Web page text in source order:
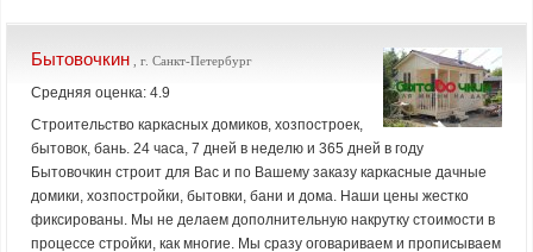
Бытовочкин , г. Санкт-Петербург
Средняя оценка: 4.9
Строительство каркасных домиков, хозпостроек,
бытовок, бань. 24 часа, 7 дней в неделю и 365 дней в году
Бытовочкин строит для Вас и по Вашему заказу каркасные дачные
домики, хозпостройки, бытовки, бани и дома. Наши цены жестко
фиксированы. Мы не делаем дополнительную накрутку стоимости в
процессе стройки, как многие. Мы сразу оговариваем и прописываем